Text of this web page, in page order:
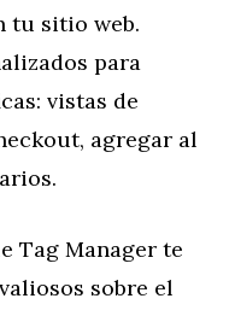
tu sitio web.
para
vistas de
agregar al
Tag Manager te
sobre el